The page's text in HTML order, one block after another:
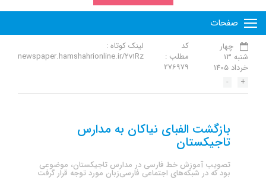
صفحات
چهار
شنبه 13
خرداد 1405
کد
مطلب :
276979
لینک کوتاه :
newspaper.hamshahrionline.ir/2v1Rz
+
-
بازگشت الفبای نیاکان به مدارس
تاجیکستان
تصویب آموزش خط فارسی در مدارس تاجیکستان، موضوعی
بود که در شبکه‌های اجتماعی فارسی‌زبان مورد توجه قرار گرفت